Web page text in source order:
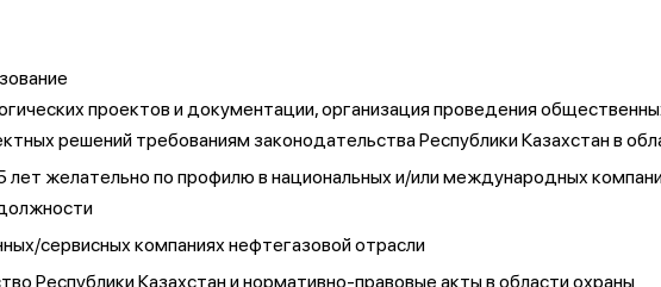
проектов и документации, организация проведения
решений требованиям законодательства Республики Казахстан в
лет желательно по профилю в национальных и/или международных
сервисных компаниях нефтегазовой отрасли
Республики Казахстан и нормативно-правовые акты в области охраны